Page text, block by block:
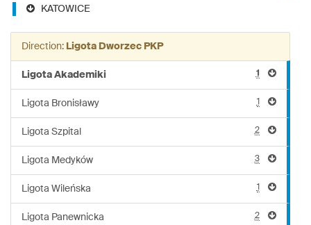
KATOWICE
Direction: Ligota Dworzec PKP
Ligota Akademiki 1
Ligota Bronisławy 1
Ligota Szpital 2
Ligota Medyków 3
Ligota Wileńska 1
Ligota Panewnicka 2